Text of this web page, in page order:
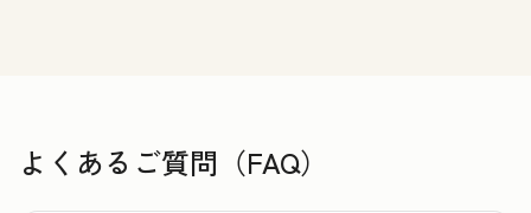
よくあるご質問（FAQ）